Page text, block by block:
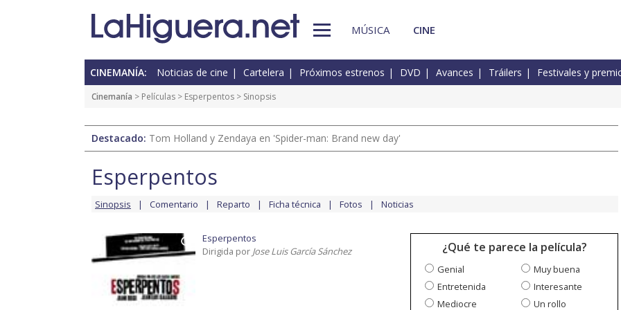
MÚSICA CINE
CINEMANÍA: Noticias de cine Cartelera Próximos estrenos DVD Avances Tráilers Festivales y
Cinemanía > Películas > Esperpentos > Sinopsis
Destacado: Tom Holland y Zendaya en 'Spider-man: Brand new day'
Esperpentos
Sinopsis Comentario Reparto Ficha técnica Fotos Noticias
Esperpentos
Dirigida por Jose Luis García Sánchez ¿Qué te parece la película?
Genial
Muy buena
Entretenida
Interesante
Mediocre
Un rollo